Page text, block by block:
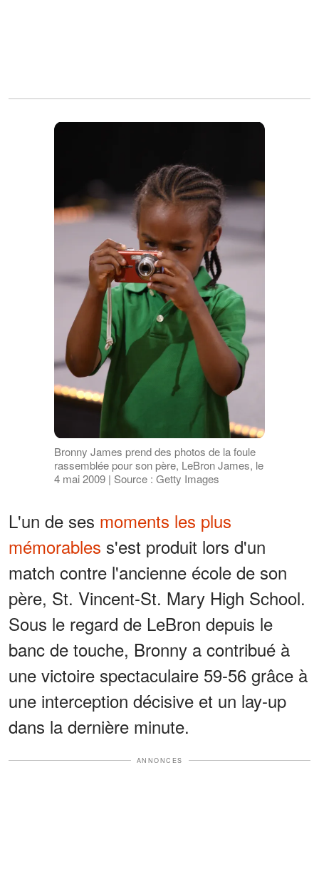
Bronny James prend des photos de la foule
rassemblée pour son père, LeBron James, le
4 mai 2009 | Source : Getty Images
L'un de ses moments les plus
mémorables s'est produit lors d'un
match contre l'ancienne école de son
père, St. Vincent-St. Mary High School.
Sous le regard de LeBron depuis le
banc de touche, Bronny a contribué à
une victoire spectaculaire 59-56 grâce à
une interception décisive et un lay-up
dans la dernière minute.
ANNONCES